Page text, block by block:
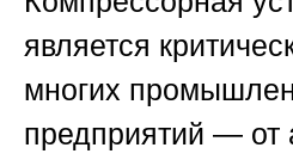
является
многих
предприятий — от